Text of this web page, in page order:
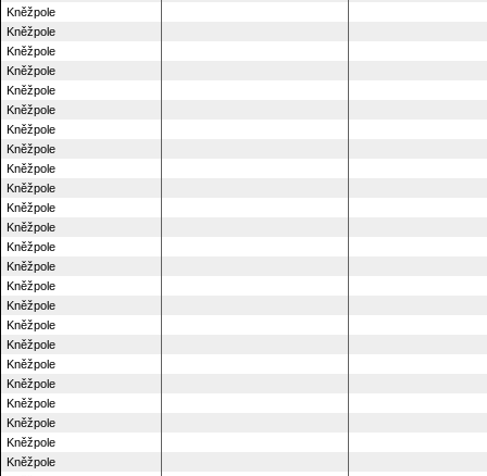
Kněžpole
Kněžpole
Kněžpole
Kněžpole
Kněžpole
Kněžpole
Kněžpole
Kněžpole
Kněžpole
Kněžpole
Kněžpole
Kněžpole
Kněžpole
Kněžpole
Kněžpole
Kněžpole
Kněžpole
Kněžpole
Kněžpole
Kněžpole
Kněžpole
Kněžpole
Kněžpole
Kněžpole